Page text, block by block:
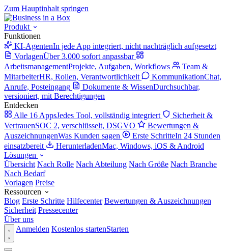
Zum Hauptinhalt springen
Produkt
Funktionen
KI-AgentenIn jede App integriert, nicht nachträglich aufgesetzt
VorlagenÜber 3.000 sofort anpassbar
ArbeitsmanagementProjekte, Aufgaben, Workflows
Team &
MitarbeiterHR, Rollen, Verantwortlichkeit KommunikationChat,
Anrufe, Posteingang
Dokumente & WissenDurchsuchbar,
versioniert, mit Berechtigungen
Entdecken
Alle 16 AppsJedes Tool, vollständig integriert
Sicherheit &
VertrauenSOC 2, verschlüsselt, DSGVO
Bewertungen &
AuszeichnungenWas Kunden sagen Erste SchritteIn 24 Stunden
einsatzbereit
HerunterladenMac, Windows, iOS & Android
Lösungen
Übersicht Nach Rolle Nach Abteilung Nach Größe Nach Branche
Nach Bedarf
Vorlagen Preise
Ressourcen
Blog Erste Schritte Hilfecenter Bewertungen & Auszeichnungen
Sicherheit Pressecenter
Über uns
Anmelden Kostenlos startenStarten